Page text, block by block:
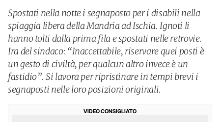
Spostati nella notte i segnaposto per i disabili nella
spiaggia libera della Mandria ad Ischia. Ignoti li
hanno tolti dalla prima fila e spostati nelle retrovie.
Ira del sindaco: “Inaccettabile, riservare quei posti è
un gesto di civiltà, per qualcun altro invece è un
fastidio”. Si lavora per ripristinare in tempi brevi i
segnaposti nelle loro posizioni originali.
VIDEO CONSIGLIATO